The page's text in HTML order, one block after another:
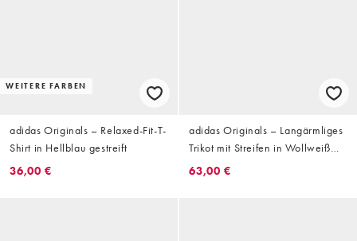
WEITERE FARBEN
adidas Originals – Relaxed-Fit-T-
Shirt in Hellblau gestreift
36,00 €
adidas Originals – Langärmliges
Trikot mit Streifen in Wollweiß
und Steinbeige und 96-Grafik
63,00 €